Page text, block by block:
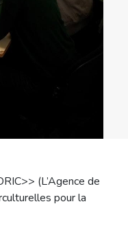
(L’Agence de
pour la